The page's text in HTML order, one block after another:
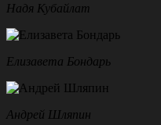
Надя Кубайлат
Елизавета Бондарь
Андрей Шляпин